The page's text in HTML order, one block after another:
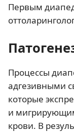
Первым
Процессы
адгезивными
которые
и
крови. В